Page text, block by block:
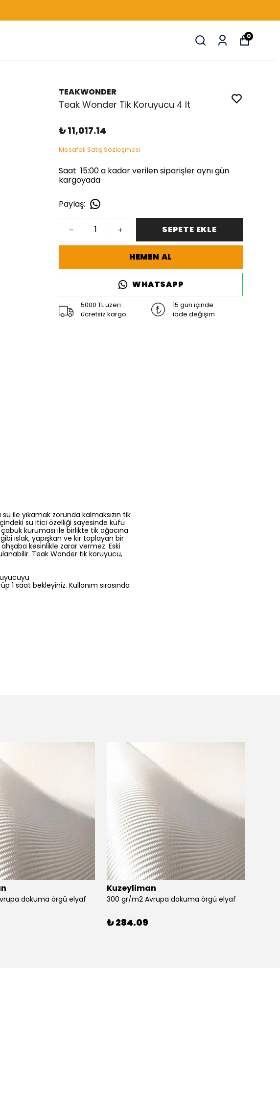
0
TEAKWONDER
Teak Wonder Tik Koruyucu 4 lt
₺ 11,017.14
Mesafeli Satış Sözleşmesi
Saat 15:00 a kadar verilen siparişler aynı gün
kargoyada
Paylaş:
SEPETE EKLE
HEMEN AL
WHATSAPP
5000 TL üzeri
ücretsiz kargo
15 gün içinde
iade değişim
ile yıkamak zorunda kalmaksızın tik
su itici özelliği sayesinde küfü
kuruması ile birlikte tik ağacına
ıslak, yapışkan ve kir toplayan bir
kesinlikle zarar vermez. Eski
Teak Wonder tik koruyucu,
saat bekleyiniz. Kullanım sırasında
dokuma örgü elyaf
Kuzeyliman
300 gr/m2 Avrupa dokuma örgü elyaf
₺ 284.09